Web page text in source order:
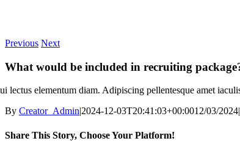
Previous Next
What would be included in recruiting
lectus elementum diam. Adipiscing pellentesque amet
By Creator_Admin|2024-12-03T20:41:03+00:0012/03/2024|
Share This Story, Choose Your Platform!